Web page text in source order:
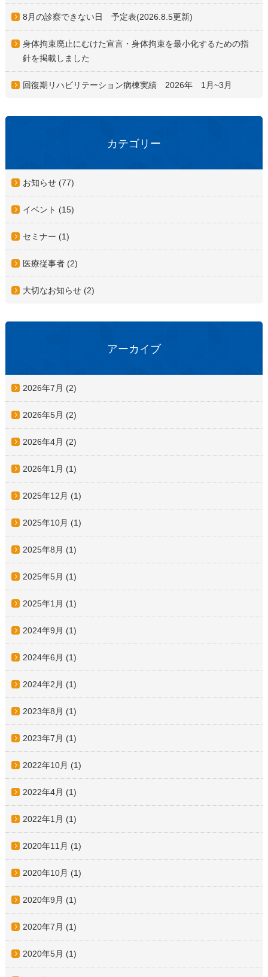
8月の診察できない日 予定表(2026.8.5更新)
身体拘束廃止にむけた宣言・身体拘束を最小化するための指
針を掲載しました
回復期リハビリテーション病棟実績 2026年 1月~3月
カテゴリー
お知らせ (77)
イベント (15)
セミナー (1)
医療従事者 (2)
大切なお知らせ (2)
アーカイブ
2026年7月 (2)
2026年5月 (2)
2026年4月 (2)
2026年1月 (1)
2025年12月 (1)
2025年10月 (1)
2025年8月 (1)
2025年5月 (1)
2025年1月 (1)
2024年9月 (1)
2024年6月 (1)
2024年2月 (1)
2023年8月 (1)
2023年7月 (1)
2022年10月 (1)
2022年4月 (1)
2022年1月 (1)
2020年11月 (1)
2020年10月 (1)
2020年9月 (1)
2020年7月 (1)
2020年5月 (1)